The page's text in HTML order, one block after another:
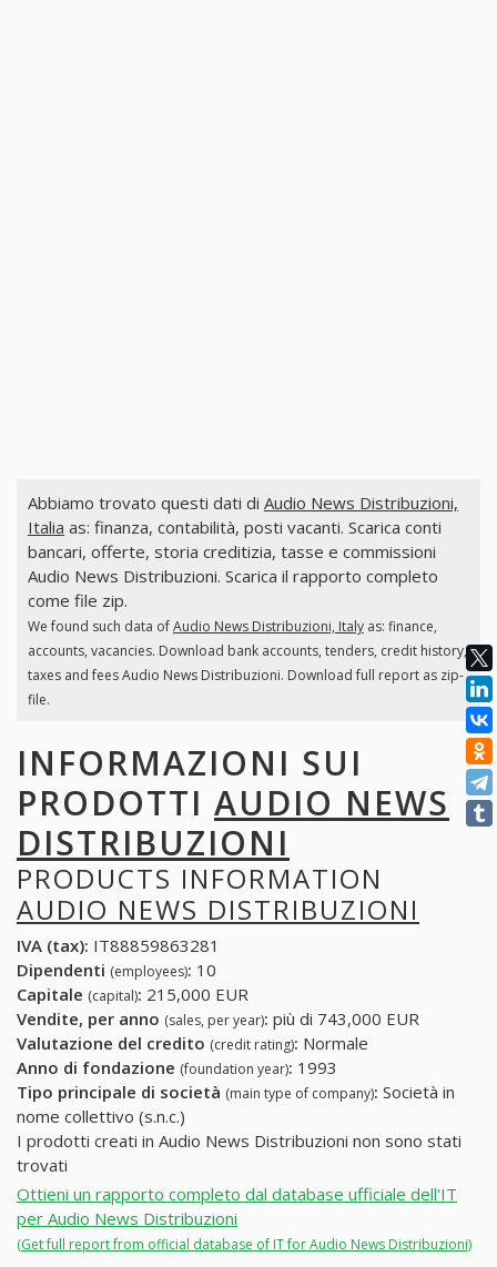
Abbiamo trovato questi dati di Audio News Distribuzioni,
Italia as: finanza, contabilità, posti vacanti. Scarica conti
bancari, offerte, storia creditizia, tasse e commissioni
Audio News Distribuzioni. Scarica il rapporto completo
come file zip.
We found such data ofAudio News Distribuzioni, Italyas: finance,
accounts, vacancies. Download bank accounts, tenders, credit history,
taxes and fees Audio News Distribuzioni. Download full report as zip-
file.
INFORMAZIONI SUI
PRODOTTI AUDIO NEWS
DISTRIBUZIONI
PRODUCTS INFORMATION
AUDIO NEWS DISTRIBUZIONI
IVA (tax): IT88859863281
Dipendenti (employees): 10
Capitale (capital): 215,000 EUR
Vendite, per anno (sales, per year): più di 743,000 EUR
Valutazione del credito (credit rating): Normale
Anno di fondazione (foundation year): 1993
Tipo principale di società (main type of company): Società in
nome collettivo (s.n.c.)
I prodotti creati in Audio News Distribuzioni non sono stati
trovati
Ottieni un rapporto completo dal database ufficiale dell'IT
per Audio News Distribuzioni
(Get full report from official database of IT for Audio News Distribuzioni)